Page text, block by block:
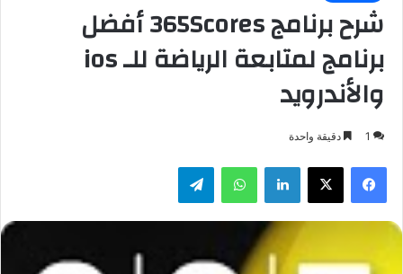
شرح برنامج 365Scores أفضل
برنامج لمتابعة الرياضة للـ ios
والأندرويد
1 دقيقة واحدة
فيسبوك لينكدإن واتساب